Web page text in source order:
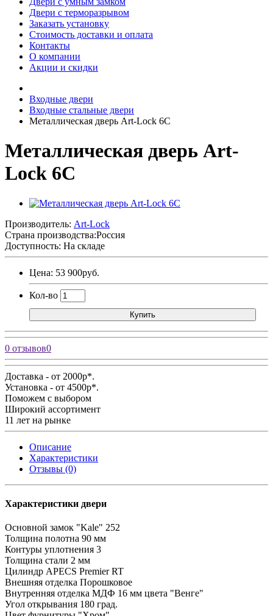
Двери с терморазрывом
Заказать установку
Стоимость доставки и оплата
Контакты
О компании
Акции и скидки
Входные двери
Входные стальные двери
Металлическая дверь Art-Lock 6C
Металлическая дверь Art-
Lock 6C
Производитель: Art-Lock
Страна производства:Россия
Доступность: На складе
Цена: 53 900руб.
Кол-во
Купить
0 отзывов0
Доставка - от 2000р*.
Установка - от 4500р*.
Поможем с выбором
Широкий ассортимент
11 лет на рынке
Описание
Характеристики
Отзывы (0)
Характеристики двери
Основной замок "Kale" 252
Толщина полотна 90 мм
Контуры уплотнения 3
Толщина стали 2 мм
Цилиндр APECS Premier RT
Внешняя отделка Порошковое
Внутренняя отделка МДФ 16 мм цвета "Венге"
Угол открывания 180 град.